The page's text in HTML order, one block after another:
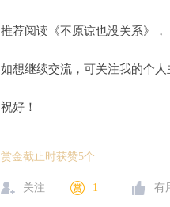
推荐阅读《不原谅也没关系》，
如想继续交流，可关注我的个人
祝好！
赏金截止时获赞5个
关注 1 有